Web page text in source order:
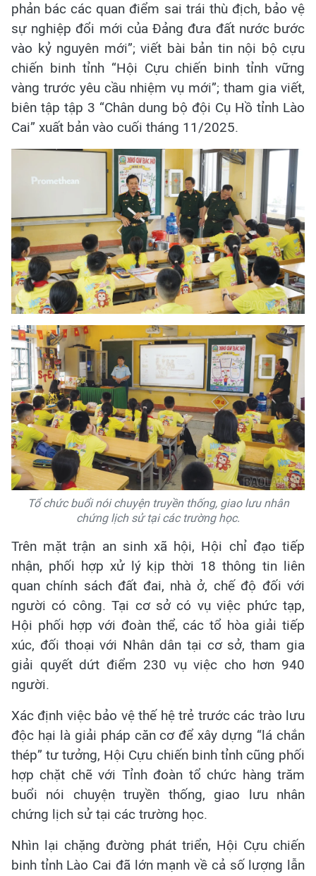
phản bác các quan điểm sai trái thù địch, bảo vệ
sự nghiệp đổi mới của Đảng đưa đất nước bước
vào kỷ nguyên mới”; viết bài bản tin nội bộ cựu
chiến binh tỉnh “Hội Cựu chiến binh tỉnh vững
vàng trước yêu cầu nhiệm vụ mới”; tham gia viết,
biên tập tập 3 “Chân dung bộ đội Cụ Hồ tỉnh Lào
Cai” xuất bản vào cuối tháng 11/2025.
Tổ chức buổi nói chuyện truyền thống, giao lưu nhân
chứng lịch sử tại các trường học.
Trên mặt trận an sinh xã hội, Hội chỉ đạo tiếp
nhận, phối hợp xử lý kịp thời 18 thông tin liên
quan chính sách đất đai, nhà ở, chế độ đối với
người có công. Tại cơ sở có vụ việc phức tạp,
Hội phối hợp với đoàn thể, các tổ hòa giải tiếp
xúc, đối thoại với Nhân dân tại cơ sở, tham gia
giải quyết dứt điểm 230 vụ việc cho hơn 940
người.
Xác định việc bảo vệ thế hệ trẻ trước các trào lưu
độc hại là giải pháp căn cơ để xây dựng “lá chắn
thép” tư tưởng, Hội Cựu chiến binh tỉnh cũng phối
hợp chặt chẽ với Tỉnh đoàn tổ chức hàng trăm
buổi nói chuyện truyền thống, giao lưu nhân
chứng lịch sử tại các trường học.
Nhìn lại chặng đường phát triển, Hội Cựu chiến
binh tỉnh Lào Cai đã lớn mạnh về cả số lượng lẫn